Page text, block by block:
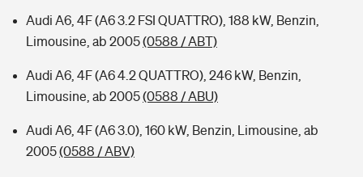
Audi A6, 4F (A6 3.2 FSI QUATTRO), 188 kW, Benzin,
Limousine, ab 2005(0588 / ABT)
Audi A6, 4F (A6 4.2 QUATTRO), 246 kW, Benzin,
Limousine, ab 2005(0588 / ABU)
Audi A6, 4F (A6 3.0), 160 kW, Benzin, Limousine, ab
2005(0588 / ABV)